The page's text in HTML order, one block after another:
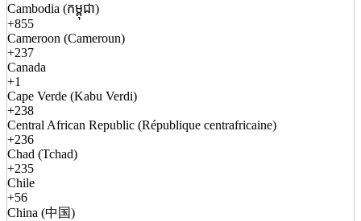
Cambodia (កម្ពុជា)
+855
Cameroon (Cameroun)
+237
Canada
+1
Cape Verde (Kabu Verdi)
+238
Central African Republic (République centrafricaine)
+236
Chad (Tchad)
+235
Chile
+56
China (中国)